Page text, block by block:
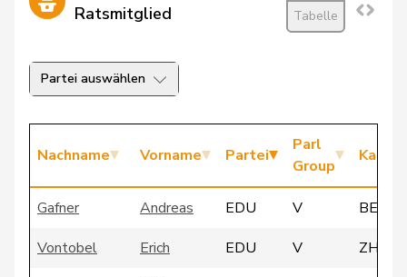
Ratsmitglied
Tabelle
Partei auswählen
Nachname Vorname Partei
Parl
Group
Gafner Andreas EDU V
BE
Vontobel
Erich EDU V ZH